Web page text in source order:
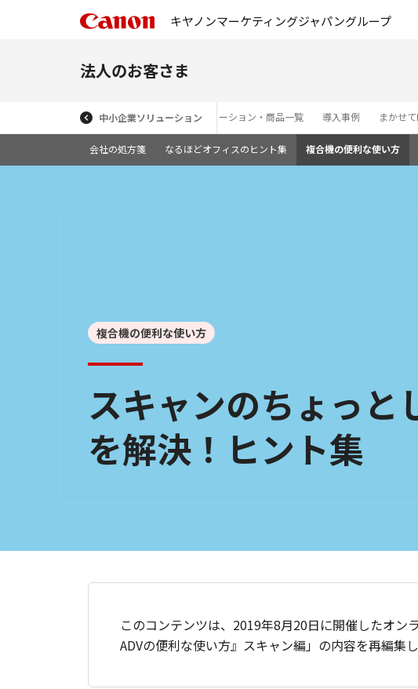
キヤノンマーケティングジャパングループ
法人のお客さま
中小企業ソリューションソリューション・商品一覧 導入事例 まかせ
会社の処方箋 なるほどオフィスのヒント集 複合機の便利な使い方
スキャンのちょっと
を解決！ヒント集
複合機の便利な使い方
このコンテンツは、2019年8月20日に開催したオ
ADVの便利な使い方』スキャン編」の内容を再編集し